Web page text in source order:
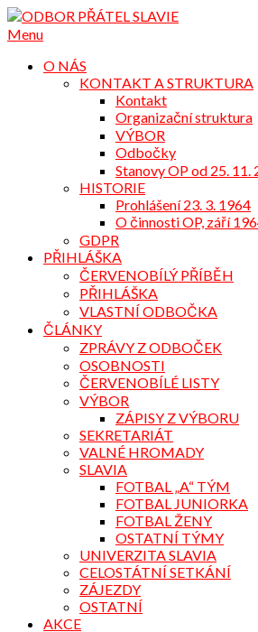
Přejdi
na
Menu
O NÁS
KONTAKT A STRUKTURA
Kontakt
Organizační struktura
VÝBOR
Odbočky
Stanovy OP od 25. 11.
HISTORIE
Prohlášení 23. 3. 1964
O činnosti OP, září
GDPR
PŘIHLÁŠKA
ČERVENOBÍLÝ PŘÍBĚH
PŘIHLÁŠKA
VLASTNÍ ODBOČKA
ČLÁNKY
ZPRÁVY Z ODBOČEK
OSOBNOSTI
ČERVENOBÍLÉ LISTY
VÝBOR
ZÁPISY Z VÝBORU
SEKRETARIÁT
VALNÉ HROMADY
SLAVIA
FOTBAL „A“ TÝM
FOTBAL JUNIORKA
FOTBAL ŽENY
OSTATNÍ TÝMY
UNIVERZITA SLAVIA
CELOSTÁTNÍ SETKÁNÍ
ZÁJEZDY
OSTATNÍ
AKCE